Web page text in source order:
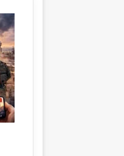
#
ع
ا
ج
ل
إ
ي
ر
ا